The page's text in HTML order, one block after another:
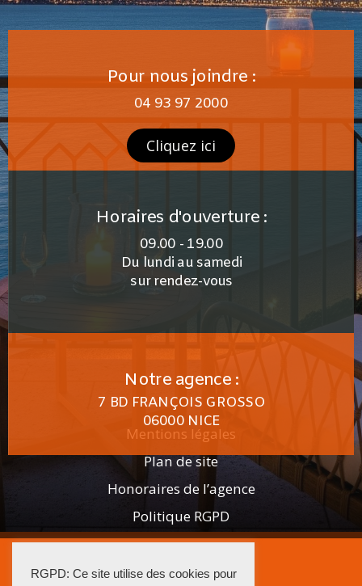
Pour nous joindre :
04 93 97 2000
Cliquez ici
Horaires d'ouverture :
09.00 - 19.00
Du lundi au samedi
sur rendez-vous
Notre agence :
7 BD FRANÇOIS GROSSO
06000 NICE
Mentions légales
Plan de site
Honoraires de l’agence
Politique RGPD
RGPD: Ce site utilise des cookies pour